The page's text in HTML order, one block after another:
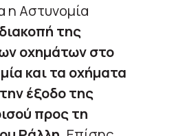
Αστυνομία
διακοπή της
οχημάτων στο
και τα οχήματα
έξοδο της
προς τη